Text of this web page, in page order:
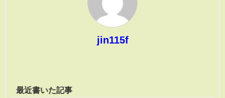
jin115f
最近書いた記事